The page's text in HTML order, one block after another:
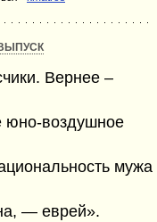
Вернее –
юно-воздушное
мужа
— еврей».